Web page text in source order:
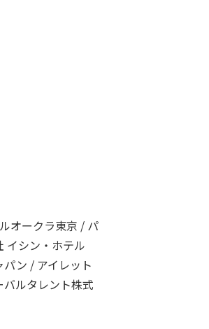
オークラ東京 / パ
イシン・ホテル
ン / アイレット
ルタレント株式